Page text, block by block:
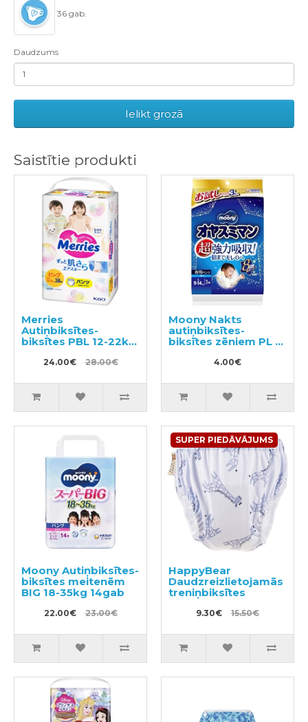
36 gab.
Daudzums
Ielikt grozā
Saistītie produkti
Merries
Autiņbiksītes-
biksītes PBL 12-22kg
24.00€ 28.00€
Moony Nakts
autiņbiksītes-
biksītes zēniem PL 9-
4.00€
Moony Autiņbiksītes-
biksītes meitenēm
BIG 18-35kg 14gab
22.00€ 23.00€
SUPER PIEDĀVĀJUMS
HappyBear
Daudzreizlietojamās
treniņbiksītes
9.30€ 15.50€